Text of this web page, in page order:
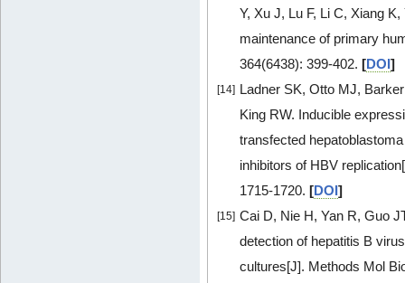
Y, Xu J, Lu F, Li C, Xiang
maintenance of primary
364(6438): 399-402. [DOI]
[14] Ladner SK, Otto MJ,
King RW. Inducible
transfected
inhibitors of HBV
1715-1720. [DOI]
[15] Cai D, Nie H, Yan R, Guo
detection of hepatitis B
cultures[J]. Methods Mol